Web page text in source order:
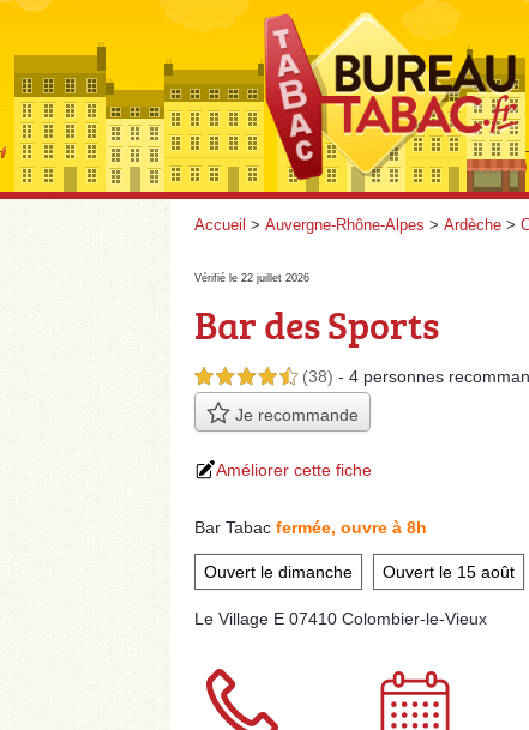
Accueil > Auvergne-Rhône-Alpes > Ardèche >
Vérifié le 22 juillet 2026
Bar des Sports
4,5 étoiles sur 5 (38) - 4 personnes
Je recommande
Améliorer cette fiche
Bar Tabac fermée, ouvre à 8h
Ouvert le dimanche Ouvert le 15 août
Le Village E 07410 Colombier-le-Vieux